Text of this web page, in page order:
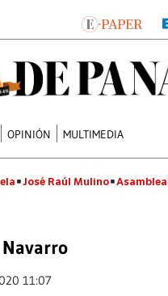
OPINIÓN MULTIMEDIA
José Raúl Mulino
11:07